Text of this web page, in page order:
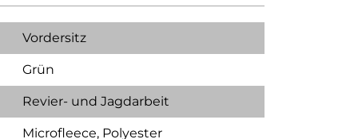
Vordersitz
Grün
Revier- und Jagdarbeit
Microfleece, Polyester